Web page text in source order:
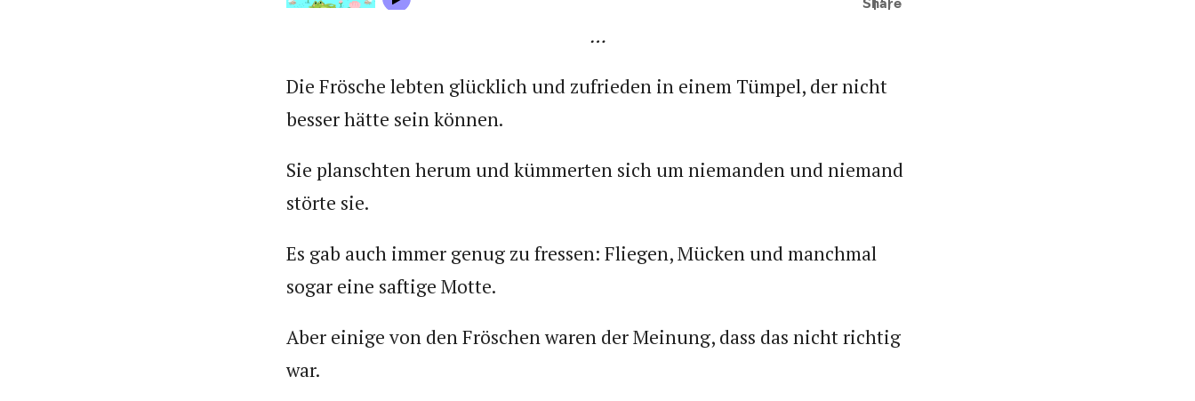
…
Die Frösche lebten glücklich und zufrieden in einem Tümpel, der nicht
besser hätte sein können.
Sie planschten herum und kümmerten sich um niemanden und niemand
störte sie.
Es gab auch immer genug zu fressen: Fliegen, Mücken und manchmal
sogar eine saftige Motte.
Aber einige von den Fröschen waren der Meinung, dass das nicht richtig
war.